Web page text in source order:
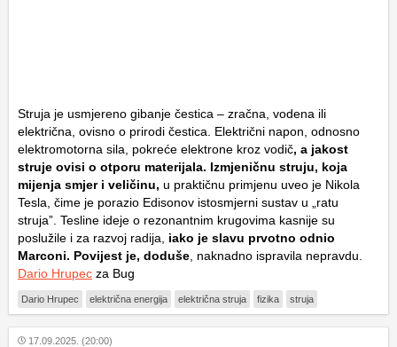
Struja je usmjereno gibanje čestica – zračna, vodena ili
električna, ovisno o prirodi čestica. Električni napon, odnosno
elektromotorna sila, pokreće elektrone kroz vodič, a jakost
struje ovisi o otporu materijala. Izmjeničnu struju, koja
mijenja smjer i veličinu, u praktičnu primjenu uveo je Nikola
Tesla, čime je porazio Edisonov istosmjerni sustav u „ratu
struja”. Tesline ideje o rezonantnim krugovima kasnije su
poslužile i za razvoj radija, iako je slavu prvotno odnio
Marconi. Povijest je, doduše , naknadno ispravila nepravdu.
Dario Hrupec za Bug
Dario Hrupec električna energija električna struja fizika struja
17.09.2025. (20:00)